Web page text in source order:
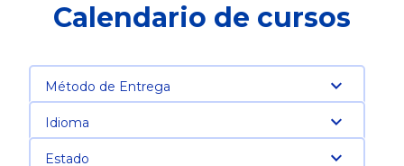
Calendario de cursos
Método de Entrega
Idioma
Estado